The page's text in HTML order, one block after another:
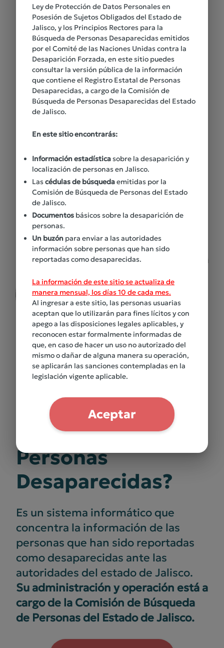
Sólo se publican las cédulas de personas
cuyas familias autorizan que se haga
pública la información
Una familia puede solicitar que se
suspenda la difusión de la cédula de su
familiar en cualquier momento
Las cédulas emitidas en este sitiocuentan
con un código QR para verificar su validez.
¿Qué es el registro
Estatal de
Personas
Desaparecidas?
Es un sistema informático que
concentra la información de las
personas que han sido reportadas
como desaparecidas ante las
autoridades del estado de Jalisco.
Su administración y operación está a
cargo de la Comisión de Búsqueda
de Personas del Estado de Jalisco.
Ley de Protección de Datos Personales en
Posesión de Sujetos Obligados del Estado de
Jalisco, y los Principios Rectores para la
Búsqueda de Personas Desaparecidas emitidos
por el Comité de las Naciones Unidas contra la
Desaparición Forzada, en este sitio puedes
consultar la versión pública de la información
que contiene el Registro Estatal de Personas
Desaparecidas, a cargo de la Comisión de
Búsqueda de Personas Desaparecidas del Estado
de Jalisco.
En este sitio encontrarás:
Información estadísticasobre la desaparición y
localización de personas en Jalisco.
Lascédulas de búsquedaemitidas por la
Comisión de Búsqueda de Personas del Estado
de Jalisco.
Documentos básicos sobre la desaparición de
personas.
Un buzón para enviar a las autoridades
información sobre personas que han sido
reportadas como desaparecidas.
La información de este sitio se actualiza de
manera mensual, los días 10 de cada mes.
Al ingresar a este sitio, las personas usuarias
aceptan que lo utilizarán para fines lícitos y con
apego a las disposiciones legales aplicables, y
reconocen estar formalmente informadas de
que, en caso de hacer un uso no autorizado del
mismo o dañar de alguna manera su operación,
se aplicarán las sanciones contempladas en la
legislación vigente aplicable.
Aceptar